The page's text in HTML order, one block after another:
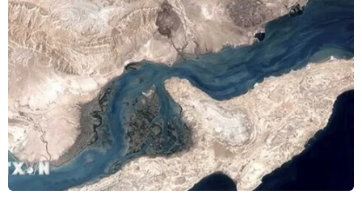
Phát hiện một chiếc đĩa ngọc 4.300 năm
tuổi ở Trung Quốc